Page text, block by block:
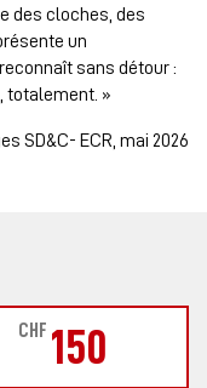
des cloches, des
un
sans détour :
totalement. »
SD&C- ECR, mai 2026
CHF 150